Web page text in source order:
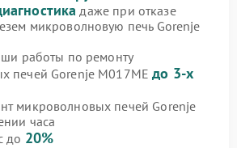
даже при отказе
микроволновую печь Gorenje
работы по ремонту
печей Gorenje M017MEдо 3-х
микроволновых печей Gorenje
часа
до 20%